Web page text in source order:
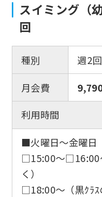
スイミング（
回
種別
週2回
月会費
利用時間
■火曜日〜金曜日
□15:00〜□16:00
く）
□18:00〜（黒ｸﾗｽ